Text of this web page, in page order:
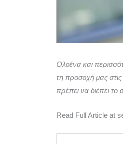
Ολοένα και
τη προσοχή μας στις
πρέπει να διέπει
Read Full Article at